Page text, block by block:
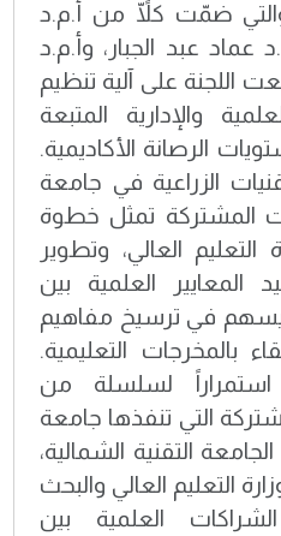
والتي ضمّت كلّاً من أ.م.د
عبد الجبار، وأ.م.د
اللجنة على آلية تنظيم
والإدارية المتبعة
الرصانة الأكاديمية.
الزراعية في جامعة
المشتركة تمثل خطوة
العالي، وتطوير
المعايير العلمية بين
يسهم في ترسيخ مفاهيم
بالمخرجات التعليمية.
استمراراً لسلسلة من
التي تنفذها جامعة
التقنية الشمالية،
التعليم العالي والبحث
العلمية بين